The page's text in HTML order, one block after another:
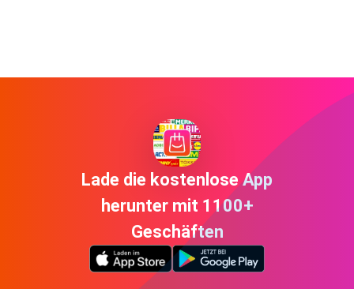
Lade die kostenlose App
herunter mit 1100+
Geschäften